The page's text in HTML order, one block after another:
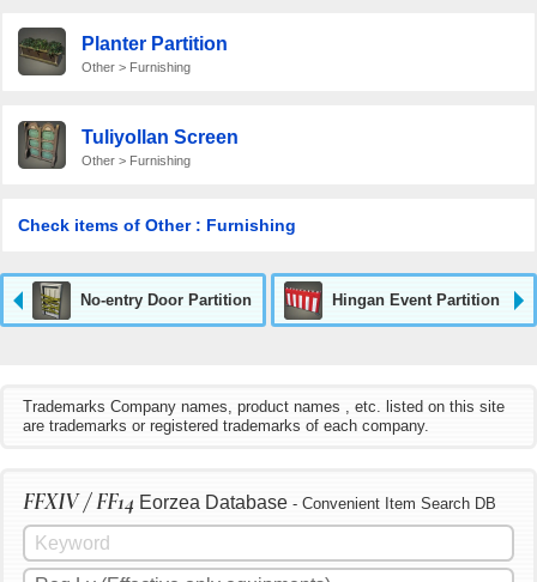
Planter Partition
Other > Furnishing
Tuliyollan Screen
Other > Furnishing
Check items of Other : Furnishing
No-entry Door Partition Hingan Event Partition
Trademarks Company names, product names , etc. listed on this site
are trademarks or registered trademarks of each company.
FFXIV / FF14 Eorzea Database - Convenient Item Search DB